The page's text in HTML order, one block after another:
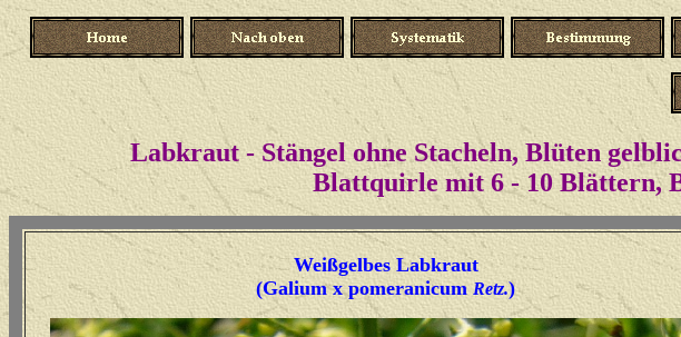
Labkraut - Stängel ohne Stacheln, Blüten
Blattquirle mit 6 - 10 Blättern,
Weißgelbes Labkraut
(Galium x pomeranicum Retz.)